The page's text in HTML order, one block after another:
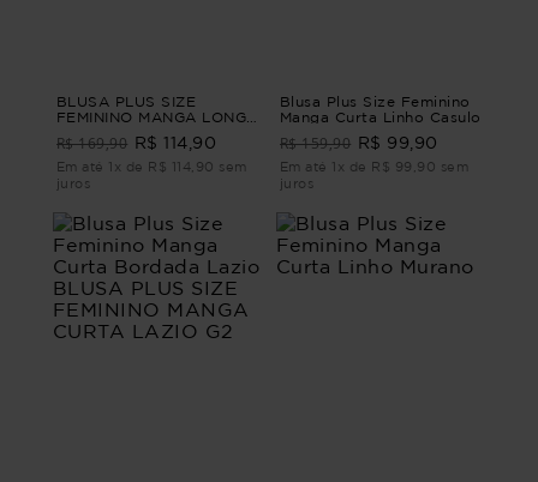
BLUSA PLUS SIZE
FEMININO MANGA LONGA
QUEENSTOWN Verde M -
44
R$ 169,90 R$ 114,90
Em até 1x de R$ 114,90 sem
juros
Blusa Plus Size Feminino
Manga Curta Linho Casulo
R$ 159,90 R$ 99,90
Em até 1x de R$ 99,90 sem
juros